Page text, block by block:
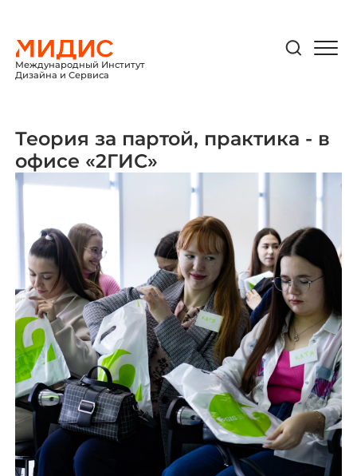
Международный Институт
Дизайна и Сервиса
Теория за партой, практика - в
офисе «2ГИС»